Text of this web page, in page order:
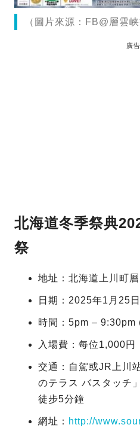
（圖片來源：FB@層雲峡
廣告
北海道冬季祭典
祭
地址：北海道上川町
日期：2025年1月25
時間：5pm – 9:30pm
入場費：每位1,000円
交通：自駕或JR上川
のテラス バスタッチ
徒步5分鐘
網址： http://